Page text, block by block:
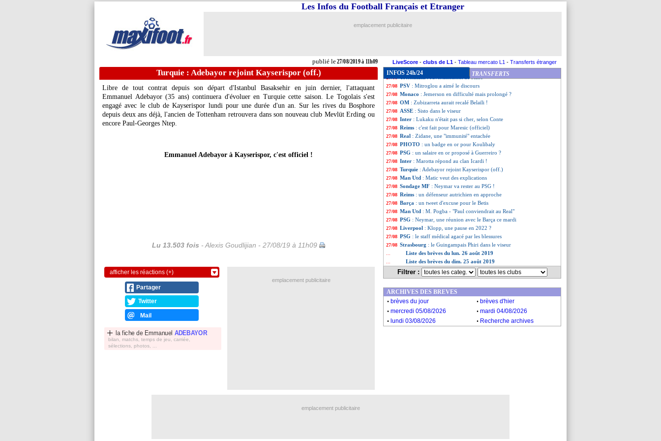
publié le27/08/2019 à 11h09
Les Infos du Football Français et Etranger
emplacement publicitaire
LiveScore - clubs de L1 - Tableau mercato L1 - Transferts étranger
Turquie : Adebayor rejoint Kayserispor (off.)
Libre de tout contrat depuis son départ d'Istanbul Basaksehir en juin dernier, l'attaquant
Emmanuel Adebayor(35 ans) continuera d'évoluer en Turquie cette saison. Le Togolais s'est
engagé avec le club de Kayserispor lundi pour une durée d'un an. Sur les rives du Bosphore
depuis deux ans déjà, l'ancien de Tottenham retrouvera dans son nouveau club Mevlüt Erding ou
encore Paul-Georges Ntep.
Emmanuel Adebayor à Kayserispor, c'est officiel !
Lu 13.503 fois - Alexis Goudlijian - 27/08/19 à 11h09
afficher les réactions (+)
Partager
Twitter
Mail
la fiche de Emmanuel ADEBAYOR
bilan, matchs, temps de jeu, carriée,
sélections, photos, ...
INFOS 24h/24 TRANSFERTS
27/08 Nice: Ineos annonce ses objectifs
27/08 PSG: Lille s'est fait recaler pour Zagré
27/08 Nice: B. Ratcliffe confirme Vieira
27/08 Fenerbahçe: c'est signé pour Rami (officiel)
27/08 PSG: Neymar a dévoilé sa priorité à Leonardo
: l'avertissement de Kane
27/08 PSV : Mitroglou a aimé le discours
27/08 Monaco : Jemerson en difficulté mais prolongé ?
27/08 OM : Zubizarreta aurait recalé Belaïli !
27/08 ASSE : Sisto dans le viseur
27/08 Inter : Lukaku n'était pas si cher, selon Conte
27/08 Reims : c'est fait pour Maresic (officiel)
27/08 Real : Zidane, une "immunité" entachée
27/08 PHOTO : un badge en or pour Koulibaly
27/08 PSG : un salaire en or proposé à Guerreiro ?
27/08 Inter : Marotta répond au clan Icardi !
27/08 Turquie : Adebayor rejoint Kayserispor (off.)
27/08 Man Utd : Matic veut des explications
27/08 Sondage MF : Neymar va rester au PSG !
27/08 Reims : un défenseur autrichien en approche
27/08 Barça : un tweet d'excuse pour le Betis
27/08 Man Utd : M. Pogba - "Paul conviendrait au Real"
27/08 PSG : Neymar, une réunion avec le Barça ce mardi
27/08 Liverpool : Klopp, une pause en 2022 ?
27/08 PSG : le staff médical agacé par les blessures
27/08 Strasbourg : le Guingampais Phiri dans le viseur
Liste des brèves du lun. 26 août 2019
Liste des brèves du dim. 25 août 2019
Filtrer :
emplacement publicitaire
ARCHIVES DES BREVES
. brèves du jour . brèves d'hier
. mercredi 05/08/2026 . mardi 04/08/2026
. lundi 03/08/2026 . Recherche archives
emplacement publicitaire